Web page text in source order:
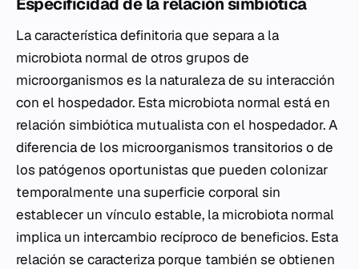
La característica definitoria que separa a la
microbiota normal de otros grupos de
microorganismos es la naturaleza de su interacción
con el hospedador. Esta microbiota normal está en
relación simbiótica mutualista con el hospedador. A
diferencia de los microorganismos transitorios o de
los patógenos oportunistas que pueden colonizar
temporalmente una superficie corporal sin
establecer un vínculo estable, la microbiota normal
implica un intercambio recíproco de beneficios. Esta
relación se caracteriza porque también se obtienen